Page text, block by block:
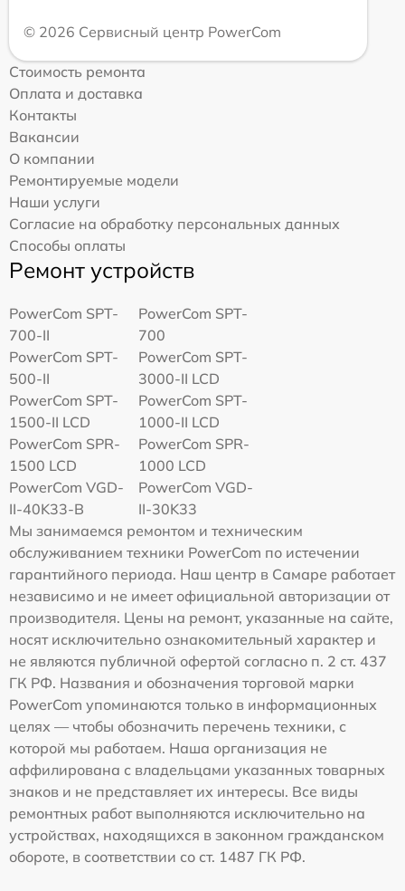
© 2026 Сервисный центр PowerCom
Стоимость ремонта
Оплата и доставка
Контакты
Вакансии
О компании
Ремонтируемые модели
Наши услуги
Согласие на обработку персональных данных
Способы оплаты
Ремонт устройств
PowerCom SPT-
700-II
PowerCom SPT-
700
PowerCom SPT-
500-II
PowerCom SPT-
3000-II LCD
PowerCom SPT-
1500-II LCD
PowerCom SPT-
1000-II LCD
PowerCom SPR-
1500 LCD
PowerCom SPR-
1000 LCD
PowerCom VGD-
II-40K33-B
PowerCom VGD-
II-30K33
Мы занимаемся ремонтом и техническим
обслуживанием техники PowerCom по истечении
гарантийного периода. Наш центр в Самаре работает
независимо и не имеет официальной авторизации от
производителя. Цены на ремонт, указанные на сайте,
носят исключительно ознакомительный характер и
не являются публичной офертой согласно п. 2 ст. 437
ГК РФ. Названия и обозначения торговой марки
PowerCom упоминаются только в информационных
целях — чтобы обозначить перечень техники, с
которой мы работаем. Наша организация не
аффилирована с владельцами указанных товарных
знаков и не представляет их интересы. Все виды
ремонтных работ выполняются исключительно на
устройствах, находящихся в законном гражданском
обороте, в соответствии со ст. 1487 ГК РФ.